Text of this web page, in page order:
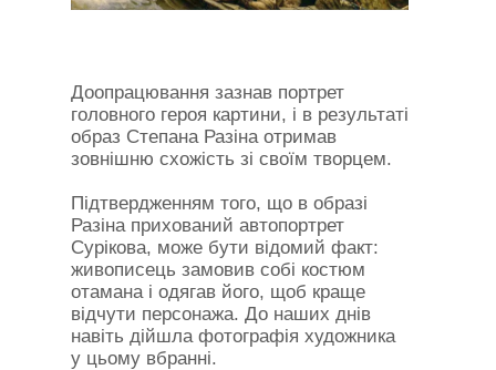
Доопрацювання зазнав портрет
головного героя картини, і в результаті
образ Степана Разіна отримав
зовнішню схожість зі своїм творцем.
Підтвердженням того, що в образі
Разіна прихований автопортрет
Сурікова, може бути відомий факт:
живописець замовив собі костюм
отамана і одягав його, щоб краще
відчути персонажа. До наших днів
навіть дійшла фотографія художника
у цьому вбранні.